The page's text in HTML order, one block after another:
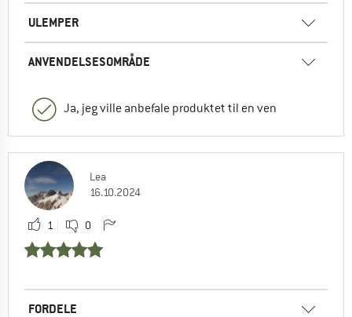
ULEMPER
ANVENDELSESOMRÅDE
Ja, jeg ville anbefale produktet til en ven
Lea
16.10.2024
1 0
FORDELE